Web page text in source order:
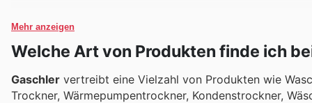
Mehr anzeigen
Welche Art von Produkten finde ich
Gaschler vertreibt eine Vielzahl von Produkten wie
Trockner, Wärmepumpentrockner, Kondenstrockner,